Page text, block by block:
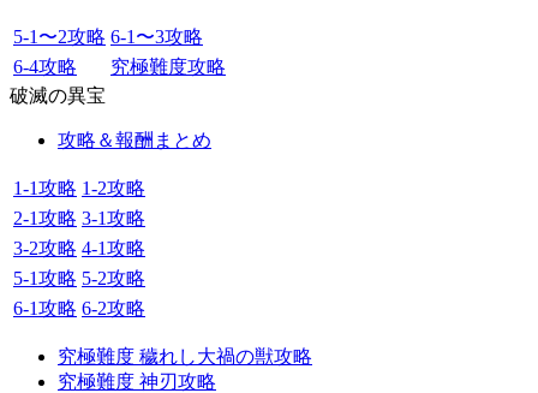
5-1〜2攻略 6-1〜3攻略
6-4攻略
究極難度攻略
破滅の異宝
攻略＆報酬まとめ
1-1攻略 1-2攻略
2-1攻略 3-1攻略
3-2攻略 4-1攻略
5-1攻略 5-2攻略
6-1攻略 6-2攻略
究極難度 穢れし大禍の獣攻略
究極難度 神刃攻略